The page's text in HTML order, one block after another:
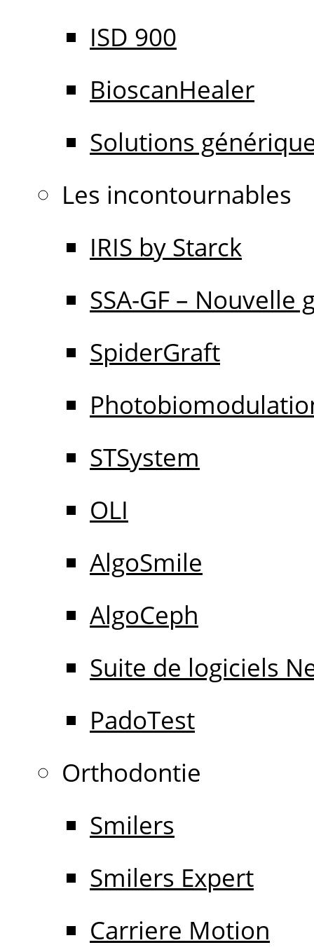
ISD 900
BioscanHealer
Solutions
Les incontournables
IRIS by Starck
SSA-GF – Nouvelle
SpiderGraft
STSystem
OLI
AlgoSmile
AlgoCeph
Suite de logiciels
PadoTest
Orthodontie
Smilers
Smilers Expert
Carriere Motion